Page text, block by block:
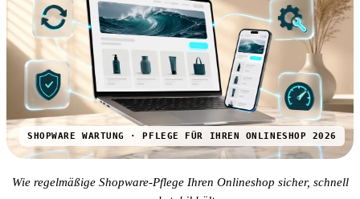
SHOPWARE WARTUNG · PFLEGE FÜR IHREN ONLINESHOP 2026
Wie regelmäßige Shopware-Pflege Ihren Onlineshop sicher, schnell